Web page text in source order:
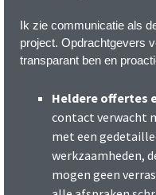
Ik zie communicatie als
project. Opdrachtgevers
transparant ben en
Heldere offertes
contact verwacht
met een
werkzaamheden,
mogen geen